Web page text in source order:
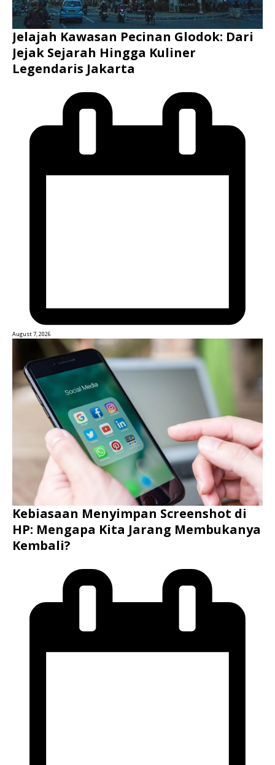
Jelajah Kawasan Pecinan Glodok: Dari
Jejak Sejarah Hingga Kuliner
Legendaris Jakarta
August 7, 2026
Kebiasaan Menyimpan Screenshot di
HP: Mengapa Kita Jarang Membukanya
Kembali?